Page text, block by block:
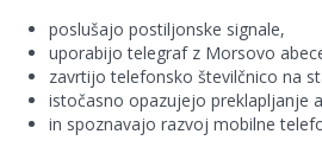
poslušajo postiljonske signale,
uporabijo telegraf z Morsovo
zavrtijo telefonsko številčnico na
istočasno opazujejo preklapljanje
in spoznavajo razvoj mobilne